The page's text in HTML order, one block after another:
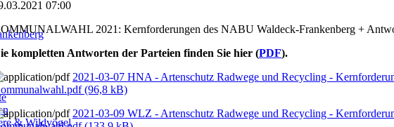
& Wildvögel
07:00
2021: Kernforderungen des NABU Waldeck-Frankenberg +
kompletten Antworten der Parteien finden Sie hier (PDF).
2021-03-07 HNA - Artenschutz Radwege und Recycling -
(96,8 kB)
2021-03-09 WLZ - Artenschutz Radwege und Recycling -